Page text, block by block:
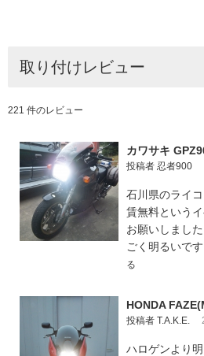
取り付けレビュー
221 件のレビュー
カワサキ
投稿者 忍者900
石川県のライ
賃無料という
お願いしまし
ごく明るいで
る
HONDA
投稿者 T.A.K.E.
ハロゲンより